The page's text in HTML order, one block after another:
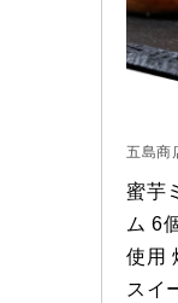
五島商
蜜芋
ム 6
使用
スイ